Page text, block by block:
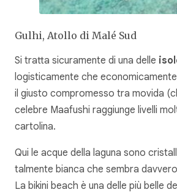
Gulhi, Atollo di Malé Sud
Si tratta sicuramente di una delle
logisticamente che
il giusto compromesso tra movida
celebre Maafushi raggiunge livelli
cartolina.
Qui le acque della laguna sono
talmente bianca che sembra
La bikini beach è una delle più belle